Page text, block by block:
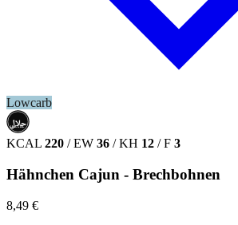
Lowcarb
حلال
HALAL
KCAL 220 / EW 36 / KH 12 / F 3
Hähnchen Cajun - Brechbohnen
8,49 €